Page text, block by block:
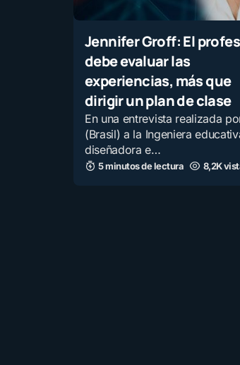
Jennifer Groff: El
debe evaluar las
experiencias, más que
dirigir un plan de clase
En una entrevista realizada
(Brasil) a la Ingeniera
diseñadora e…
5 minutos de lectura 8,2K